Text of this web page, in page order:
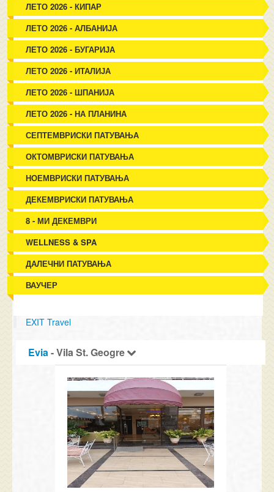
ЛЕТО 2026 - КИПАР
ЛЕТО 2026 - АЛБАНИЈА
ЛЕТО 2026 - БУГАРИЈА
ЛЕТО 2026 - ИТАЛИЈА
ЛЕТО 2026 - ШПАНИЈА
ЛЕТО 2026 - НА ПЛАНИНА
СЕПТЕМВРИСКИ ПАТУВАЊА
ОКТОМВРИСКИ ПАТУВАЊА
НОЕМВРИСКИ ПАТУВАЊА
ДЕКЕМВРИСКИ ПАТУВАЊА
8 - МИ ДЕКЕМВРИ
WELLNESS & SPA
ДАЛЕЧНИ ПАТУВАЊА
ВАУЧЕР
EXIT Travel
Evia- Vila St. Geogre